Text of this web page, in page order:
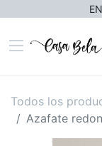
Todos los
Azafate